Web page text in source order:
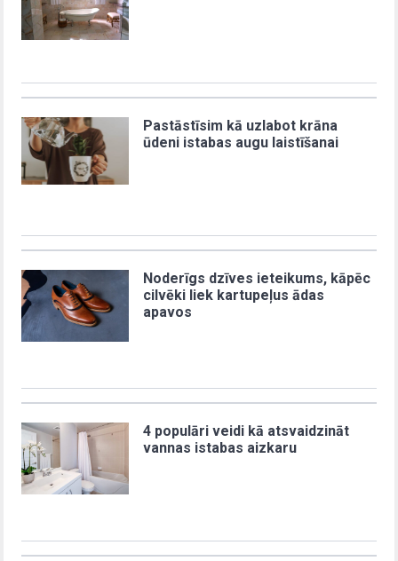
Pastāstīsim kā uzlabot krāna
ūdeni istabas augu laistīšanai
Noderīgs dzīves ieteikums, kāpēc
cilvēki liek kartupeļus ādas
apavos
4 populāri veidi kā atsvaidzināt
vannas istabas aizkaru